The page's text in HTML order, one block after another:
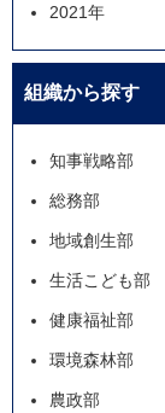
2021年
組織から探す
知事戦略部
総務部
地域創生部
生活こども部
健康福祉部
環境森林部
農政部